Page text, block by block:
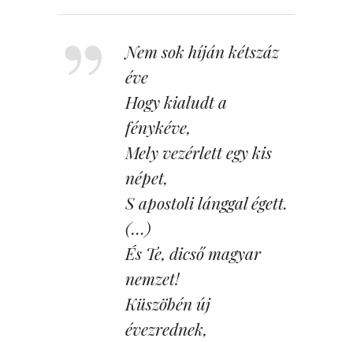
Nem sok híján kétszáz
éve
Hogy kialudt a
fénykéve,
Mely vezérlett egy kis
népet,
S apostoli lánggal égett.
(…)
És Te, dicső magyar
nemzet!
Küszöbén új
évezrednek,